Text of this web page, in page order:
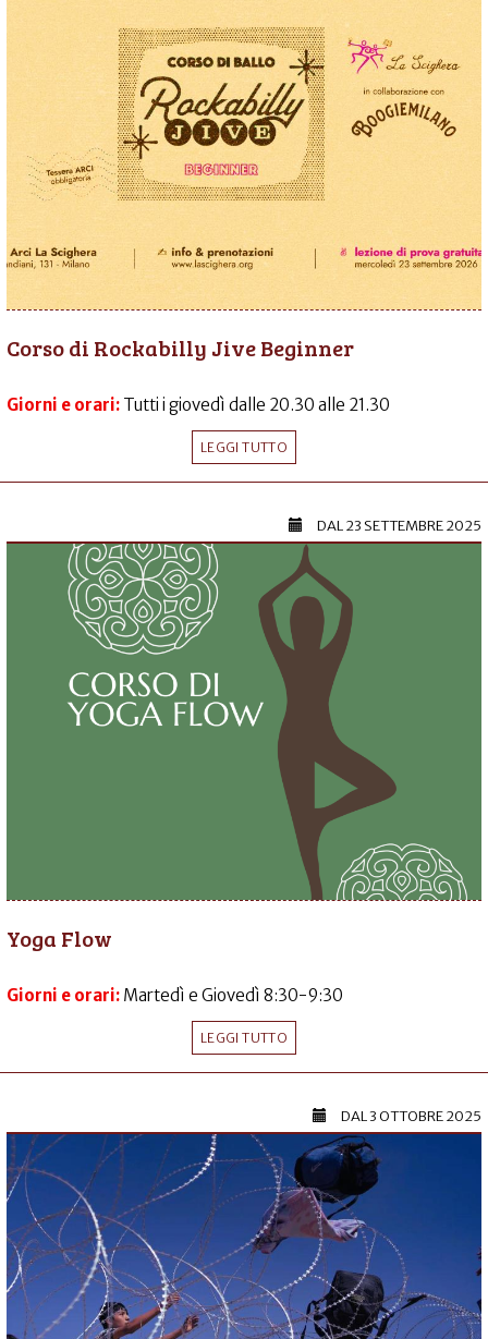
Corso di Rockabilly Jive Beginner
Giorni e orari: Tutti i giovedì dalle 20.30 alle 21.30
LEGGI TUTTO
DAL23 SETTEMBRE 2025
Yoga Flow
Giorni e orari: Martedì e Giovedì 8:30-9:30
LEGGI TUTTO
DAL3 OTTOBRE 2025